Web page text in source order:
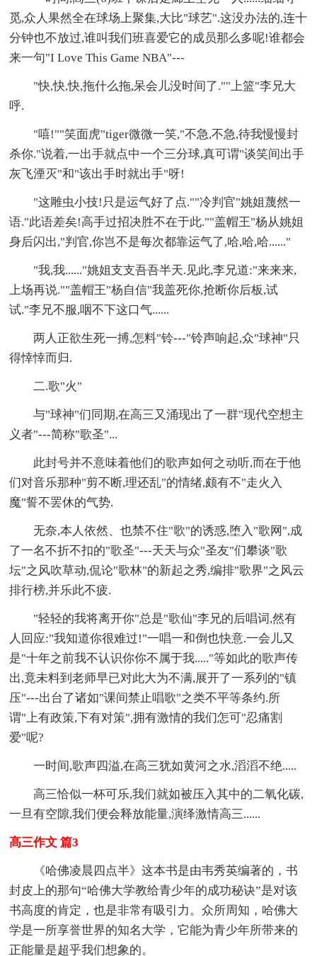
觅,众人果然全在球场上聚集,大比"球艺".这没办法的,连十
分钟也不放过,谁叫我们班喜爱它的成员那么多呢!谁都会
来一句"I Love This Game NBA"---
"快,快,快,拖什么拖,呆会儿没时间了.""上篮"李兄大
呼.
"嘻!""笑面虎"tiger微微一笑,"不急,不急,待我慢慢封
杀你."说着,一出手就点中一个三分球,真可谓"谈笑间出手
灰飞湮灭"和"该出手时就出手"呀!
"这雕虫小技!只是运气好了点.""冷判官"姚姐蔑然一
语."此语差矣!高手过招决胜不在于此.""盖帽王"杨从姚姐
身后闪出,"判官,你岂不是每次都靠运气了,哈,哈,哈......"
"我,我......"姚姐支支吾吾半天.见此,李兄道:"来来来,
上场再说.""盖帽王"杨自信"我盖死你,抢断你后板,试
试."李兄不服,咽不下这口气......
两人正欲生死一搏,怎料"铃---"铃声响起,众"球神"只
得悻悻而归.
二.歌"火"
与"球神"们同期,在高三又涌现出了一群"现代空想主
义者"---简称"歌圣"...
此封号并不意味着他们的歌声如何之动听,而在于他
们对音乐那种"剪不断,理还乱"的情绪,颇有不"走火入
魔"誓不罢休的气势.
无奈,本人依然、也禁不住"歌"的诱惑,堕入"歌网",成
了一名不折不扣的"歌圣"---天天与众"圣友"们攀谈"歌
坛"之风吹草动,侃论"歌林"的新起之秀,编排"歌界"之风云
排行榜,并乐此不疲.
"轻轻的我将离开你"总是"歌仙"李兄的后唱词,然有
人回应:"我知道你很难过!"一唱一和倒也快意.一会儿又
是"十年之前我不认识你你不属于我....."等如此的歌声传
出,竟未料到老师早已对此大为不满,展开了一系列的"镇
压"---出台了诸如"课间禁止唱歌"之类不平等条约.所
谓"上有政策,下有对策",拥有激情的我们怎可"忍痛割
爱"呢?
一时间,歌声四溢,在高三犹如黄河之水,滔滔不绝.....
高三恰似一杯可乐,我们就如被压入其中的二氧化碳,
一旦有空隙,我们便会释放能量,演绎激情高三......
高三作文 篇3
《哈佛凌晨四点半》这本书是由韦秀英编著的，书
封皮上的那句“哈佛大学教给青少年的成功秘诀”是对该
书高度的肯定，也是非常有吸引力。众所周知，哈佛大
学是一所享誉世界的知名大学，它能为青少年所带来的
正能量是超乎我们想象的。